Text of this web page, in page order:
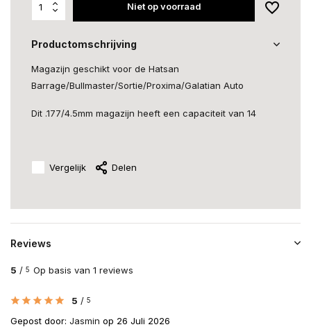
Niet op voorraad
Productomschrijving
Magazijn geschikt voor de Hatsan
Barrage/Bullmaster/Sortie/Proxima/Galatian Auto
Dit .177/4.5mm magazijn heeft een capaciteit van 14
Vergelijk Delen
Reviews
5 / 5 Op basis van 1 reviews
5 / 5
Gepost door: Jasmin op 26 Juli 2026